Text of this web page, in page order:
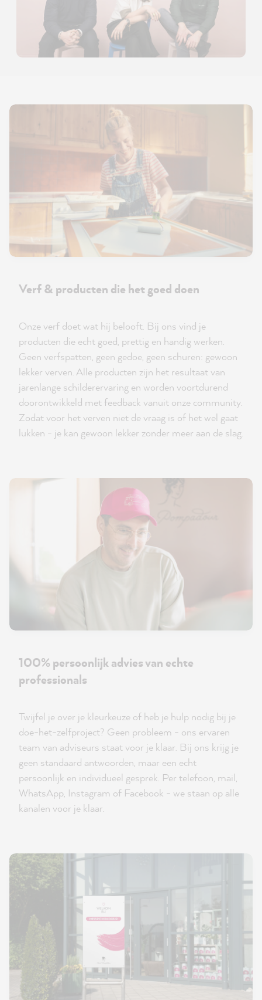
Verf & producten die het goed doen
Onze verf doet wat hij belooft. Bij ons vind je
producten die echt goed, prettig en handig werken.
Geen verfspatten, geen gedoe, geen schuren: gewoon
lekker verven. Alle producten zijn het resultaat van
jarenlange schilderervaring en worden voortdurend
doorontwikkeld met feedback vanuit onze community.
Zodat voor het verven niet de vraag is of het wel gaat
lukken - je kan gewoon lekker zonder meer aan de slag.
100% persoonlijk advies van echte
professionals
Twijfel je over je kleurkeuze of heb je hulp nodig bij je
doe-het-zelfproject? Geen probleem - ons ervaren
team van adviseurs staat voor je klaar. Bij ons krijg je
geen standaard antwoorden, maar een echt
persoonlijk en individueel gesprek. Per telefoon, mail,
WhatsApp, Instagram of Facebook - we staan op alle
kanalen voor je klaar.